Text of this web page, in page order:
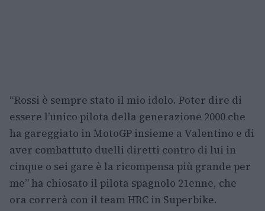
“Rossi è sempre stato il mio idolo. Poter dire di
essere l’unico pilota della generazione 2000 che
ha gareggiato in MotoGP insieme a Valentino e di
aver combattuto duelli diretti contro di lui in
cinque o sei gare è la ricompensa più grande per
me” ha chiosato il pilota spagnolo 21enne, che
ora correrà con il team HRC in Superbike.